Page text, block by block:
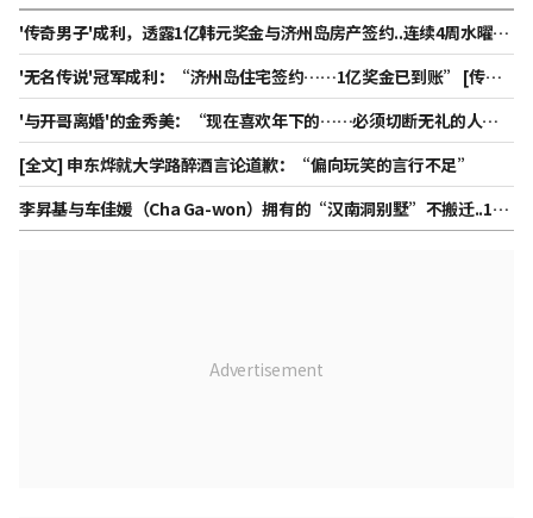
'传奇男子'成利，透露1亿韩元奖金与济州岛房产签约..连续4周水曜日
综艺收视第一[综合]
'无名传说'冠军成利：“济州岛住宅签约……1亿奖金已到账” [传说
的男人]
'与开哥离婚'的金秀美：“现在喜欢年下的……必须切断无礼的人”
[秀米车奥拉]
[全文] 申东烨就大学路醉酒言论道歉：“偏向玩笑的言行不足”
李昇基与车佳媛（Cha Ga-won）拥有的“汉南洞别墅”不搬迁..105
亿韩元押金纠纷或进一步升级